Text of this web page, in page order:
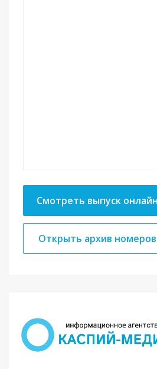
Смотреть выпуск онлайн
Открыть архив номеров